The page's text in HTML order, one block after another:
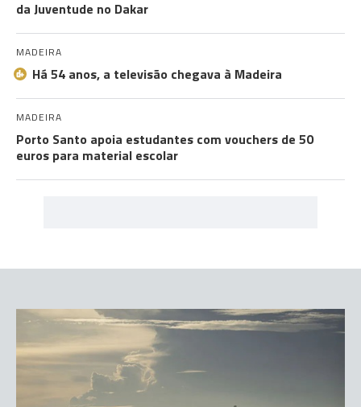
da Juventude no Dakar
MADEIRA
Há 54 anos, a televisão chegava à Madeira
MADEIRA
Porto Santo apoia estudantes com vouchers de 50
euros para material escolar